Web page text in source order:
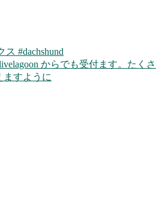
からでも受付ます。たくさ
ますように